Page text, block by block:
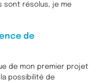
sont résolus, je me
de
de mon premier projet
possibilité de